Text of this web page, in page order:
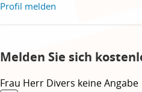
Profil melden
Melden Sie sich
Frau Herr Divers keine Angabe